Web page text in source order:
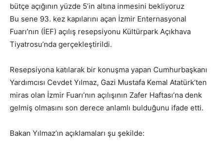
bütçe açığının yüzde 5’in altına inmesini bekliyoruz
Bu sene 93. kez kapılarını açan İzmir Enternasyonal
Fuarı’nın (İEF) açılış resepsiyonu Kültürpark Açıkhava
Tiyatrosu’nda gerçekleştirildi.
Resepsiyona katılarak bir konuşma yapan Cumhurbaşkanı
Yardımcısı Cevdet Yılmaz, Gazi Mustafa Kemal Atatürk’ten
miras olan İzmir Fuarı’nın açılışının Zafer Haftası’na denk
gelmiş olmasını son derece anlamlı bulduğunu ifade etti.
Bakan Yılmaz’ın açıklamaları şu şekilde: